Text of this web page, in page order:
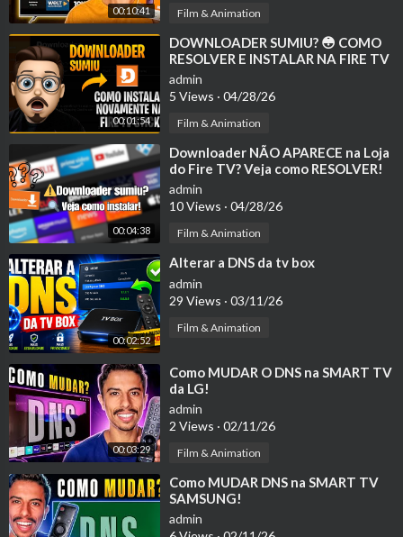
Se continuar ruim: 8.8.8.8 e 8.8.4.4
📧 ANUNCIE AQUI / CONTATO EMPRESARIAL
Contato@teteututors.tech
📹 INSCREVA-SE EM NOSSO CANAL
http://teteu.co/BP3
📌NOSSAS REDES SOCIAIS:
➡️INSTAGRAM:https://teteu.co/instagram
➡️FACEBOOK:https://teteu.co/facebook
➡️TWITTER:https://teteu.co/twitter
🔖NOSSO SITE:
https://teteututors.tech
http://www.youtube.com/user/teteu4500
https://youtu.be/6CPP88KiElw
#TeteuTutors
00:10:41 Film & Animation
00:01:54
⁣DOWNLOADER SUMIU? 😳 COMO
RESOLVER E INSTALAR NA FIRE TV
STICK
admin
5 Views · 04/28/26
Film & Animation
00:04:38
⁣Downloader NÃO APARECE na Loja
do Fire TV? Veja como RESOLVER!
admin
10 Views · 04/28/26
Film & Animation
00:02:52
⁣Alterar a DNS da tv box
admin
29 Views · 03/11/26
Film & Animation
00:03:29
⁣Como MUDAR O DNS na SMART TV
da LG!
admin
2 Views · 02/11/26
Film & Animation
⁣Como MUDAR DNS na SMART TV
SAMSUNG!
admin